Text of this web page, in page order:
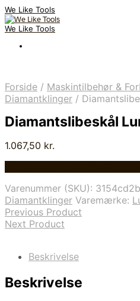
We Like Tools
We Like Tools
Forside / Maskintilbehør &
Diamantklinger /
Diamantslibeskål
1.067,50 kr.
Varenummer (SKU):
Diamantklinger Varemærke:
Previous Product
Next Product
Beskrivelse
Beskrivelse